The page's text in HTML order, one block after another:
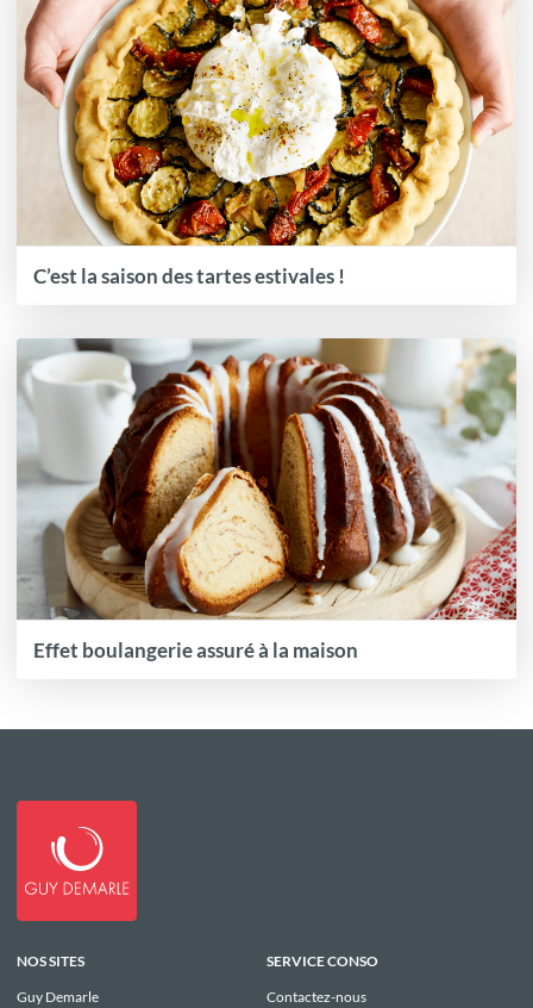
C’est la saison des tartes estivales !
Effet boulangerie assuré à la maison
NOS SITES
Guy Demarle
SERVICE CONSO
Contactez-nous